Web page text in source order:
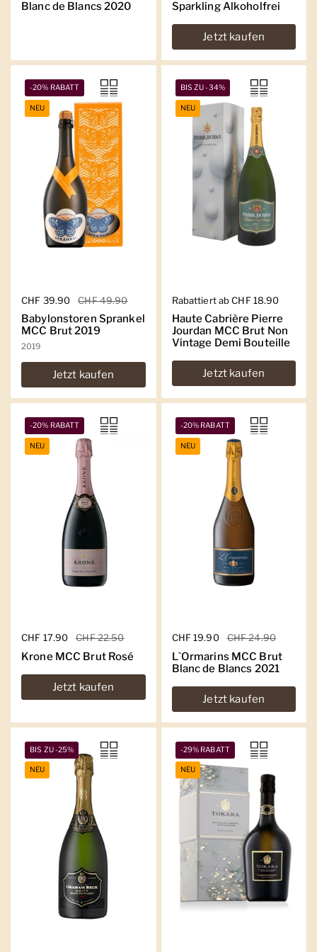
Blanc de Blancs 2020
Sparkling Alkoholfrei
Jetzt kaufen
Regulärer Preis
CHF 39.90 Sale-Preis
CHF 49.90
Babylonstoren Sprankel
MCC Brut 2019
2019
Jetzt kaufen
-20% RABATT
NEU
Regulärer Preis
Rabattiert ab CHF 18.90
Haute Cabrière Pierre
Jourdan MCC Brut Non
Vintage Demi Bouteille
Jetzt kaufen
BIS ZU -34%
NEU
Regulärer Preis
CHF 17.90 Sale-Preis
CHF 22.50
Krone MCC Brut Rosé
Jetzt kaufen
-20% RABATT
NEU
Regulärer Preis
CHF 19.90 Sale-Preis
CHF 24.90
L`Ormarins MCC Brut
Blanc de Blancs 2021
Jetzt kaufen
-20% RABATT
NEU
BIS ZU -25%
NEU
-29% RABATT
NEU